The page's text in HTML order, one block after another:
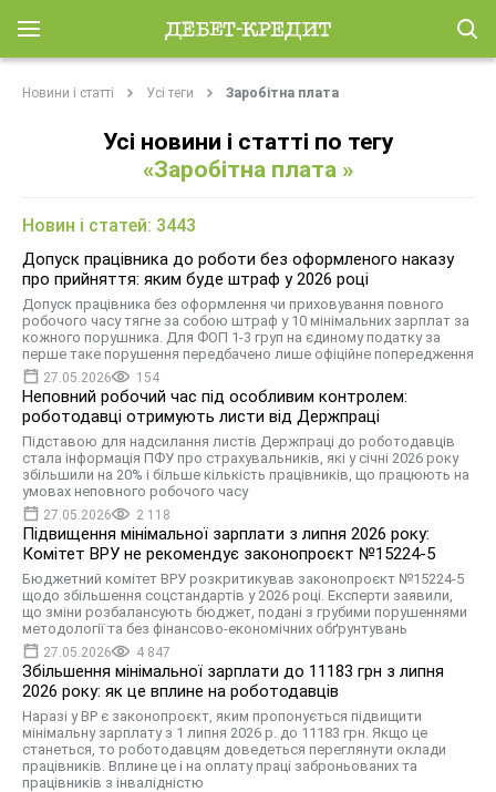
Новини і статті Усі теги Заробітна плата
Усі новини і статті по тегу
«Заробітна плата »
Новин і статей: 3443
Допуск працівника до роботи без оформленого наказу
про прийняття: яким буде штраф у 2026 році
Допуск працівника без оформлення чи приховування повного
робочого часу тягне за собою штраф у 10 мінімальних зарплат за
кожного порушника. Для ФОП 1-3 груп на єдиному податку за
перше таке порушення передбачено лише офіційне попередження
27.05.2026 154
Неповний робочий час під особливим контролем:
роботодавці отримують листи від Держпраці
Підставою для надсилання листів Держпраці до роботодавців
стала інформація ПФУ про страхувальників, які у січні 2026 року
збільшили на 20% і більше кількість працівників, що працюють на
умовах неповного робочого часу
27.05.2026 2 118
Підвищення мінімальної зарплати з липня 2026 року:
Комітет ВРУ не рекомендує законопроєкт №15224-5
Бюджетний комітет ВРУ розкритикував законопроєкт №15224-5
щодо збільшення соцстандартів у 2026 році. Експерти заявили,
що зміни розбалансують бюджет, подані з грубими порушеннями
методології та без фінансово-економічних обґрунтувань
27.05.2026 4 847
Збільшення мінімальної зарплати до 11183 грн з липня
2026 року: як це вплине на роботодавців
Наразі у ВР є законопроєкт, яким пропонується підвищити
мінімальну зарплату з 1 липня 2026 р. до 11183 грн. Якщо це
станеться, то роботодавцям доведеться переглянути оклади
працівників. Вплине це і на оплату праці заброньованих та
працівників з інвалідністю